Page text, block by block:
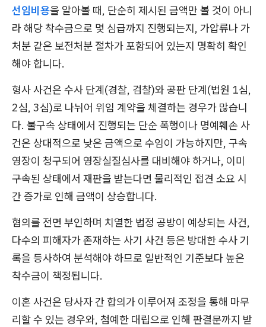
선임비용을 알아볼 때, 단순히 제시된 금액만 볼 것이 아니
라 해당 착수금으로 몇 심급까지 진행되는지, 가압류나 가
처분 같은 보전처분 절차가 포함되어 있는지 명확히 확인
해야 합니다.
형사 사건은 수사 단계(경찰, 검찰)와 공판 단계(법원 1심,
2심, 3심)로 나뉘어 위임 계약을 체결하는 경우가 많습니
다. 불구속 상태에서 진행되는 단순 폭행이나 명예훼손 사
건은 상대적으로 낮은 금액으로 수임이 가능하지만, 구속
영장이 청구되어 영장실질심사를 대비해야 하거나, 이미
구속된 상태에서 재판을 받는다면 물리적인 접견 소요 시
간 증가로 인해 금액이 상승합니다.
혐의를 전면 부인하며 치열한 법정 공방이 예상되는 사건,
다수의 피해자가 존재하는 사기 사건 등은 방대한 수사 기
록을 등사하여 분석해야 하므로 일반적인 기준보다 높은
착수금이 책정됩니다.
이혼 사건은 당사자 간 합의가 이루어져 조정을 통해 마무
리할 수 있는 경우와, 첨예한 대립으로 인해 판결문까지 받